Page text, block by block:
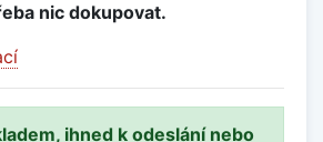
nic dokupovat.
ihned k odeslání nebo